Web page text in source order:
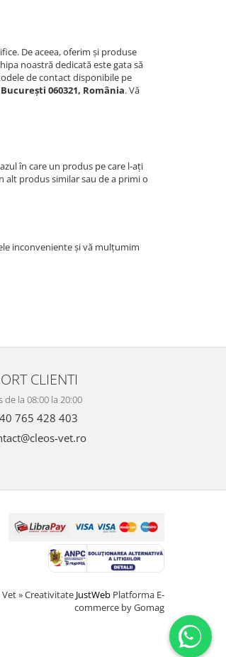
De aceea, oferim și produse
noastră dedicată este gata să
de contact disponibile pe
060321, România. Vă
în care un produs pe care l-ați
alt produs similar sau de a primi o
inconveniente și vă mulțumim
CLIENTI
de la 08:00 la 20:00
765 428 403
vet.ro
Vet » Creativitate JustWeb Platforma E-
commerce by Gomag